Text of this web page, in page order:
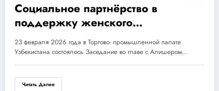
Социальное партнёрство в
поддержку женского
предпринимательства
23 февраля 2026 года в Торгово- промышленной палате
Узбекистана состоялось Заседание во главе с Алишером…
Читать Далее